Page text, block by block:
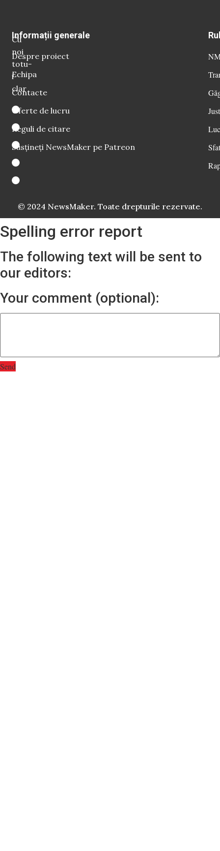
Cu
noi
totu-
i
clar
Informații generale
Despre proiect
Echipa
Contacte
Oferte de lucru
Reguli de citare
Susțineți NewsMaker pe Patreon
© 2024 NewsMaker. Toate drepturile rezervate.
Spelling error report
The following text will be sent to
our editors:
Your comment (optional):
Send